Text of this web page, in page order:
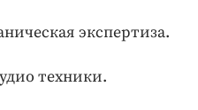
экспертиза.
техники.